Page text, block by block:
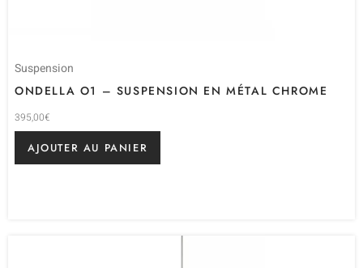
Suspension
ONDELLA O1 – SUSPENSION EN MÉTAL CHROME
395,00€
AJOUTER AU PANIER